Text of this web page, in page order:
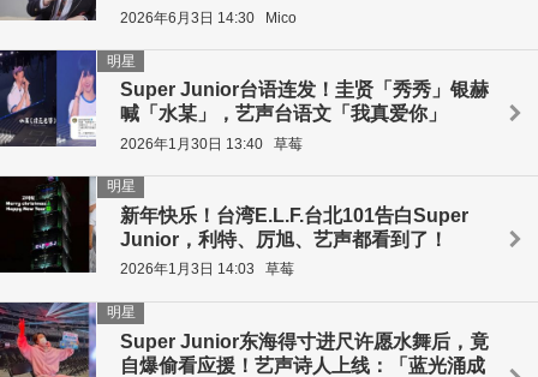
2026年6月3日 14:30 Mico
Super Junior台语连发！圭贤「秀秀」银赫
喊「水某」，艺声台语文「我真爱你」
明星
2026年1月30日 13:40 草莓
新年快乐！台湾E.L.F.台北101告白Super
Junior，利特、厉旭、艺声都看到了！
明星
2026年1月3日 14:03 草莓
Super Junior东海得寸进尺许愿水舞后，竟
自爆偷看应援！艺声诗人上线：「蓝光涌成
明星